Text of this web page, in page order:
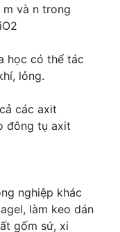
và n trong
học có thể tác
lỏng.
các axit
đông tụ axit
nghiệp khác
làm keo dán
gốm sứ, xi